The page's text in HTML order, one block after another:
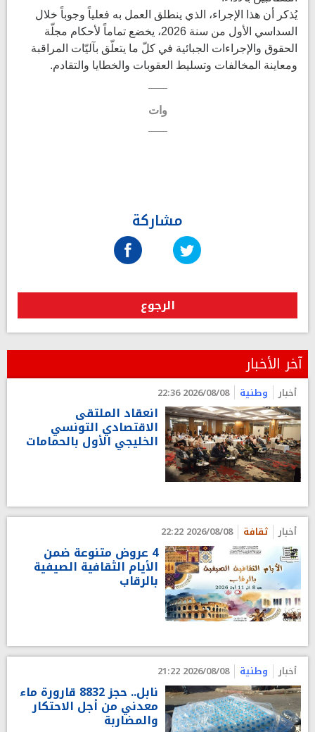
يُذكر أن هذا الإجراء، الذي ينطلق العمل به فعلياً وجوباً خلال
السداسي الأول من سنة 2026، يخضع تماماً لأحكام مجلّة
الحقوق والإجراءات الجبائية في كلّ ما يتعلّق بآليّات المراقبة
ومعاينة المخالفات وتسليط العقوبات والخطايا والتقادم.
وات
مشاركة
الرجوع
آخر الأخبار
أخبار وطنية 2026/08/08 22:36
انعقاد الملتقى
الاقتصادي التونسي
الخليجي الأول بالحمامات
أخبار ثقافة 2026/08/08 22:22
4 عروض متنوعة ضمن
الأيام الثقافية الصيفية
بالرقاب
أخبار وطنية 2026/08/08 21:22
نابل.. حجز 8832 قارورة ماء
معدني من أجل الاحتكار
والمضاربة